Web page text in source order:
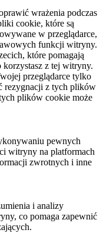
wrażenia podczas
cookie, które są
w przeglądarce,
funkcji witryny.
które pomagają
z tej witryny.
przeglądarce tylko
rezygnacji z tych plików
plików cookie może
pewnych
witryny na platformach
zwrotnych i inne
i analizy
co pomaga zapewnić